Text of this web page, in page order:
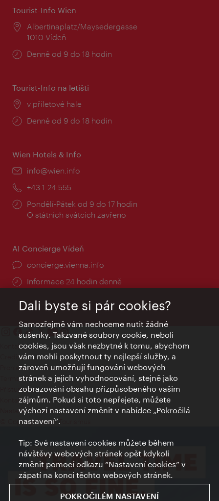
Tourist-Info Wien
Místo:
Albertinaplatz/Maysedergasse
1010 Vídeň
Provozní
Denně od 9 do 18 hodin
Tourist-Info na letišti
Místo:
v příletové hale
Provozní
Denně od 9 do 18 hodin
Wien Hotels & Info
E-
info@wien.info
Telefon:
+43-1-24 555
Provozní
doba:
Pondělí-Pátek od 9 do 17 hodin
O státních svátcích zavřeno
AI Concierge Vídeň
concierge.vienna.info
Informace 24 hodin denně
Kontakty
Credits
Prohlášení o ochraně osobních údajů
Terms of Use
Přístupnost
Kontakt pro tisk
Nastavení cookies
© Copyright Wien Tourismus
Dali byste si pár cookies?
Samozřejmě vám nechceme nutit žádné
sušenky. Takzvané soubory cookie, neboli
cookies, jsou však nezbytné k tomu, abychom
vám mohli poskytnout ty nejlepší služby, a
zároveň umožňují fungování webových
stránek a jejich vyhodnocování, stejně jako
zobrazování obsahu přizpůsobeného vašim
zájmům. Pokud si toto nepřejete, můžete
výchozí nastavení změnit v nabídce „Pokročilá
nastavení“.
Tip: Své nastavení cookies můžete během
návštěvy webových stránek opět kdykoli
změnit pomocí odkazu “Nastavení cookies” v
zápatí na konci těchto webových stránek.
POKROČILÉM NASTAVENÍ